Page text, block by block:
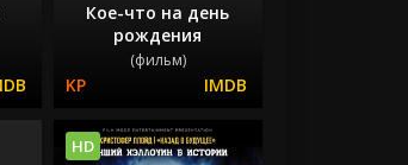
Кое-что на день
рождения
(фильм)
HD